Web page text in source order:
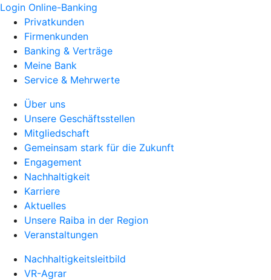
Login Online-Banking
Privatkunden
Firmenkunden
Banking & Verträge
Meine Bank
Service & Mehrwerte
Über uns
Unsere Geschäftsstellen
Mitgliedschaft
Gemeinsam stark für die Zukunft
Engagement
Nachhaltigkeit
Karriere
Aktuelles
Unsere Raiba in der Region
Veranstaltungen
Nachhaltigkeitsleitbild
VR-Agrar